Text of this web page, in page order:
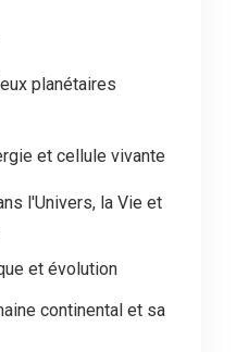
planétaires
et cellule vivante
l'Univers, la Vie et
et évolution
continental et sa